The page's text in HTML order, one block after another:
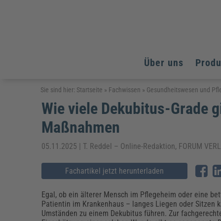
Über uns
Arbeitsschutz
Fachpublikationen & Arbeitshilfen
Arbeitssicherheit & Gesundheitsschutz
Brandschutz
Weiterbildungen (AKADEMIE HERKERT)
Assistenz & Office-Management
Baurecht & Architektenrecht
Energieoptimiertes & klimaneutrales Bauen
Nachhaltiges Planen
Kinderschutz, Jugendhilfe & Inklusion
Datenschutz & IT-Recht
Elektrosicherheit
Fachpublikationen & Arbeitshilfen
Weiterbildungen (AKADEMIE HERKERT)
Arbeitsschutz
Bildung und Erziehung
Energie und Umwelt
Kommunales
Reisekosten und Finanzen
Arbeitsschutz
Bildung und Erziehung
Energie und Umwelt
Kommunales
Reisekosten und Finanzen
Sie sind hier: Startseite » Fachwissen » Gesundheitswesen und
Wie viele Dekubitus-Grade
Maßnahmen
05.11.2025 | T. Reddel – Online-Redaktion, FORUM
Fachartikel jetzt herunterladen
Egal, ob ein älterer Mensch im Pflegeheim oder eine
Patientin im Krankenhaus – langes Liegen oder Sitzen
Umständen zu einem Dekubitus führen. Zur